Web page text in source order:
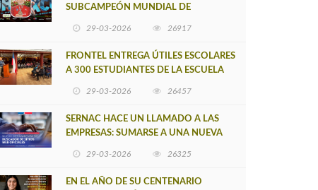
SUBCAMPEÓN MUNDIAL DE
29-03-2026 26917
FRONTEL ENTREGA ÚTILES ESCOLARES
A 300 ESTUDIANTES DE LA ESCUELA
29-03-2026 26457
SERNAC HACE UN LLAMADO A LAS
EMPRESAS: SUMARSE A UNA NUEVA
29-03-2026 26325
EN EL AÑO DE SU CENTENARIO